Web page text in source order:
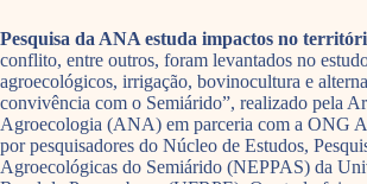
Pesquisa da ANA estuda impactos no
conflito, entre outros, foram levantados no
agroecológicos, irrigação, bovinocultura e
convivência com o Semiárido”, realizado pela
Agroecologia (ANA) em parceria com a ONG
por pesquisadores do Núcleo de Estudos,
Agroecológicas do Semiárido (NEPPAS) da